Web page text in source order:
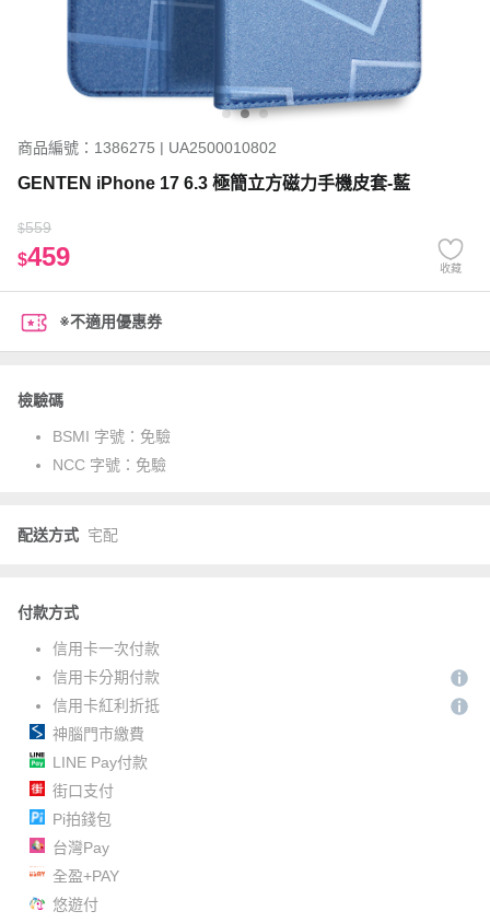
商品編號：1386275 | UA2500010802
GENTEN iPhone 17 6.3 極簡立方磁力手機皮套-藍
$559
$459 收藏
※不適用優惠券
檢驗碼
BSMI 字號： 免驗
NCC 字號： 免驗
配送方式 宅配
付款方式
信用卡一次付款
信用卡分期付款
信用卡紅利折抵
神腦門市繳費
LINE Pay付款
街口支付
Pi拍錢包
台灣Pay
全盈+PAY
悠遊付